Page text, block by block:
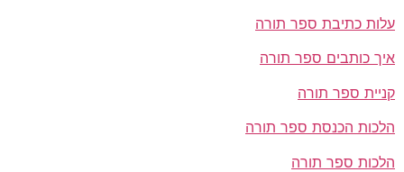
עלות כתיבת ספר תורה
איך כותבים ספר תורה
קניית ספר תורה
הלכות הכנסת ספר תורה
הלכות ספר תורה